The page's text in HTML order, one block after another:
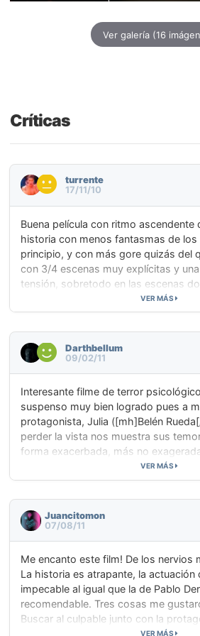
Ver galería (16
Críticas
turrente
17/11/10
Buena película con ritmo ascendente
historia con menos fantasmas de los
principio, y con más gore quizás del
con 3/4 escenas muy explícitas y
tensión, sobretodo en las escenas
se queda sola. Quizás por el trailer y
película parece que iba a ser de otra
VER MÁS
Darthbellum
09/02/11
Interesante filme de terror
suspenso muy bien logrado pues a
protagonista, Julia ([mh]Belén
perder la vista nos muestra sus
forma exacerbada, más no
meten a uno en la acción desde el
inicia la película hasta final. La
pormenores sobre su hermana y su
después su situación donde la
realidad donde no todo es lo que
convierte rápidamente en pesadilla.
y fotografía están bien utilizadas
que Julia pierde la vista solo se nos
rostros y así mantiene el suspenso
forma sin llegar a usar los clichés
utilizando el cine hollywoodense. Y la
VER MÁS
Juancitomon
07/08/11
Me encanto este film! De los nervios
La historia es atrapante, la actuación
impecable al igual que la de Pablo
recomendable. Tres cosas me
Buscar al culpable junto con la
VER MÁS